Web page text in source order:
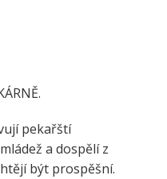
pekařští
a dospělí z
být prospěšní.